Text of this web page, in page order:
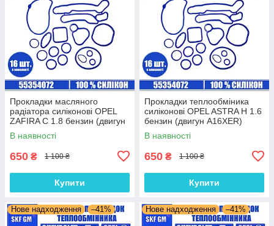
Прокладки масляного
радіатора силіконові OPEL
ZAFIRA C 1.8 бензин (двигун
A18XEL) комплект 16 шт.
В наявності
650 ₴ 1 100 ₴
Купити
Прокладки теплообміника
силіконові OPEL ASTRA H 1.6
бензин (двигун A16XER)
комплект 16 шт.
В наявності
650 ₴ 1 100 ₴
Купити
Нове надходження –41% Нове надходження –41%